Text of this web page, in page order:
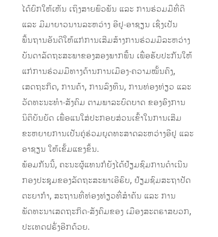
ໄດ້ຍົກໃຫ້ເຫັນ ເຖິງສາຍພົວພັນ ແລະ ການຮ່ວມມືທີ່ດີ
ແລະ ມີມາຍາວນານລະຫວ່າງ ອີຢູ-ອາຊຽນ ເຊິ່ງເປັນ
ພື້ນຖານອັນດີໃຫ້ແກ່ການເສີມສ້າງການຮ່ວມມືລະຫວ່າງ
ບັນດາລັດຖະສະພາຂອງສອງພາກພື້ນ ເພື່ອຮັບປະກັນໃຫ້
ແກ່ການຮ່ວມມືທາງດ້ານການເມືອງ-ຄວາມໝັ້ນຄົງ,
ເສດຖະກິດ, ການຄ້າ, ການລົງທຶນ, ການທ່ອງທ່ຽວ ແລະ
ວັດທະນະທຳ-ສັງຄົມ ຕາມພາລະບົດບາດ ຂອງອົງການ
ນິຕິບັນຍັດ ເພື່ອແນໃສ່ປະກອບສ່ວນເຂົ້າໃນການເສີມ
ຂະຫຍາຍການເປັນຄູ່ຮ່ວມຍຸດທະສາດລະຫວ່າງອີຢູ ແລະ
ອາຊຽນ ໃຫ້ເຂັ້ມແຂງຂຶ້ນ.
ພ້ອມກັນນີ້, ຄະນະຜູ້ແທນກໍຍັງໄດ້ຢ້ຽມຊົມການດຳເນີນ
ກອງປະຊຸມຂອງລັດຖະສະພາເອີຣົບ, ຢ້ຽມຊົມສະຖາປັດ
ຕະຍາກໍາ, ສະຖານທີ່ທ່ອງທ່ຽວທີ່ສຳຄັນ ແລະ ການ
ພັດທະນາເສດຖະກິດ-ສັງຄົມຂອງ ເມືອງສະຕຣາສບວກ,
ປະເທດຝຣັ່ງອີກດ້ວຍ.